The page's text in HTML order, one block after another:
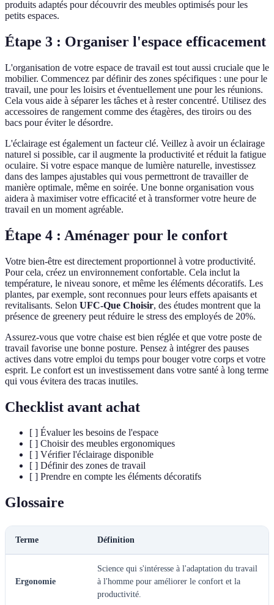
produits adaptés pour découvrir des meubles optimisés pour les
petits espaces.
Étape 3 : Organiser l'espace efficacement
L'organisation de votre espace de travail est tout aussi cruciale que le
mobilier. Commencez par définir des zones spécifiques : une pour le
travail, une pour les loisirs et éventuellement une pour les réunions.
Cela vous aide à séparer les tâches et à rester concentré. Utilisez des
accessoires de rangement comme des étagères, des tiroirs ou des
bacs pour éviter le désordre.
L'éclairage est également un facteur clé. Veillez à avoir un éclairage
naturel si possible, car il augmente la productivité et réduit la fatigue
oculaire. Si votre espace manque de lumière naturelle, investissez
dans des lampes ajustables qui vous permettront de travailler de
manière optimale, même en soirée. Une bonne organisation vous
aidera à maximiser votre efficacité et à transformer votre heure de
travail en un moment agréable.
Étape 4 : Aménager pour le confort
Votre bien-être est directement proportionnel à votre productivité.
Pour cela, créez un environnement confortable. Cela inclut la
température, le niveau sonore, et même les éléments décoratifs. Les
plantes, par exemple, sont reconnues pour leurs effets apaisants et
revitalisants. Selon UFC-Que Choisir, des études montrent que la
présence de greenery peut réduire le stress des employés de 20%.
Assurez-vous que votre chaise est bien réglée et que votre poste de
travail favorise une bonne posture. Pensez à intégrer des pauses
actives dans votre emploi du temps pour bouger votre corps et votre
esprit. Le confort est un investissement dans votre santé à long terme
qui vous évitera des tracas inutiles.
Checklist avant achat
[ ] Évaluer les besoins de l'espace
[ ] Choisir des meubles ergonomiques
[ ] Vérifier l'éclairage disponible
[ ] Définir des zones de travail
[ ] Prendre en compte les éléments décoratifs
Glossaire
Terme Définition
Ergonomie
Science qui s'intéresse à l'adaptation du travail
à l'homme pour améliorer le confort et la
productivité.